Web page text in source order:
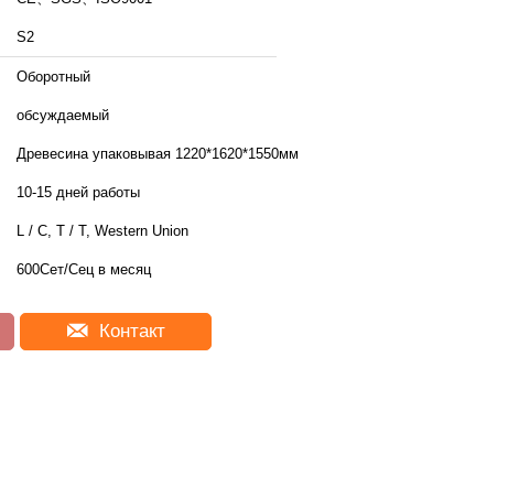
S2
Оборотный
обсуждаемый
Древесина упаковывая 1220*1620*1550мм
10-15 дней работы
L / C, T / T, Western Union
600Сет/Сец в месяц
Контакт